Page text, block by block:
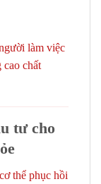
làm việc
cao chất
tư cho
thể phục hồi